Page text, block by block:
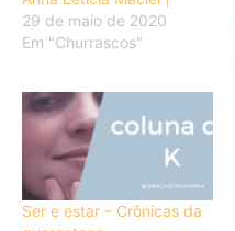
29 de maio de 2020
Em "Churrascos"
Ser e estar – Crônicas da